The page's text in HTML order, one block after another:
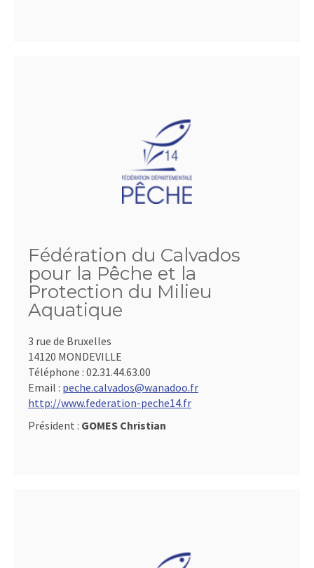
Fédération du Calvados
pour la Pêche et la
Protection du Milieu
Aquatique
3 rue de Bruxelles
14120 MONDEVILLE
Téléphone : 02.31.44.63.00
Email : peche.calvados@wanadoo.fr
http://www.federation-peche14.fr
Président : GOMES Christian